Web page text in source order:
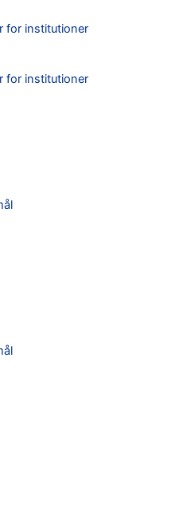
for institutioner
for institutioner